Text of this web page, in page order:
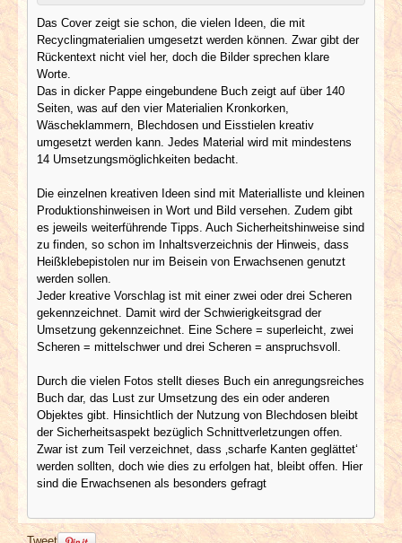
Das Cover zeigt sie schon, die vielen Ideen, die mit
Recyclingmaterialien umgesetzt werden können. Zwar gibt der
Rückentext nicht viel her, doch die Bilder sprechen klare
Worte.
Das in dicker Pappe eingebundene Buch zeigt auf über 140
Seiten, was auf den vier Materialien Kronkorken,
Wäscheklammern, Blechdosen und Eisstielen kreativ
umgesetzt werden kann. Jedes Material wird mit mindestens
14 Umsetzungsmöglichkeiten bedacht.
Die einzelnen kreativen Ideen sind mit Materialliste und kleinen
Produktionshinweisen in Wort und Bild versehen. Zudem gibt
es jeweils weiterführende Tipps. Auch Sicherheitshinweise sind
zu finden, so schon im Inhaltsverzeichnis der Hinweis, dass
Heißklebepistolen nur im Beisein von Erwachsenen genutzt
werden sollen.
Jeder kreative Vorschlag ist mit einer zwei oder drei Scheren
gekennzeichnet. Damit wird der Schwierigkeitsgrad der
Umsetzung gekennzeichnet. Eine Schere = superleicht, zwei
Scheren = mittelschwer und drei Scheren = anspruchsvoll.
Durch die vielen Fotos stellt dieses Buch ein anregungsreiches
Buch dar, das Lust zur Umsetzung des ein oder anderen
Objektes gibt. Hinsichtlich der Nutzung von Blechdosen bleibt
der Sicherheitsaspekt bezüglich Schnittverletzungen offen.
Zwar ist zum Teil verzeichnet, dass ‚scharfe Kanten geglättet‘
werden sollten, doch wie dies zu erfolgen hat, bleibt offen. Hier
sind die Erwachsenen als besonders gefragt